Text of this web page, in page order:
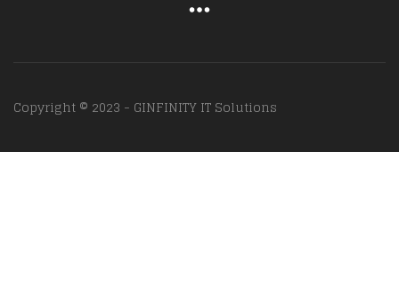
Copyright © 2023 - GINFINITY IT Solutions